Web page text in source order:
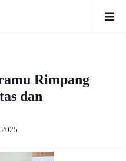
Rimpang
dan
2025